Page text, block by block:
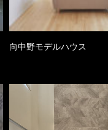
向中野モデルハウス